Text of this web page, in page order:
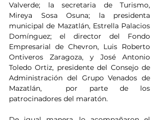
Valverde; la secretaria de Turismo,
Mireya Sosa Osuna; la presidenta
municipal de Mazatlán, Estrella Palacios
Domínguez; el director del Fondo
Empresarial de Chevron, Luis Roberto
Ontiveros Zaragoza, y José Antonio
Toledo Ortiz, presidente del Consejo de
Administración del Grupo Venados de
Mazatlán,  por parte de los
patrocinadores del maratón.